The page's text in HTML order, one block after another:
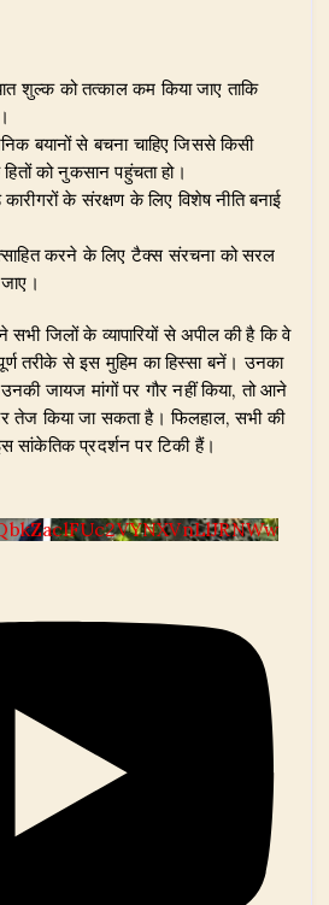
शुल्क को तत्काल कम किया जाए ताकि
बयानों से बचना चाहिए जिससे किसी
हितों को नुकसान पहुंचता हो।
के संरक्षण के लिए विशेष नीति बनाई
करने के लिए टैक्स संरचना को सरल
जिलों के व्यापारियों से अपील की है कि वे
तरीके से इस मुहिम का हिस्सा बनें। उनका
जायज मांगों पर गौर नहीं किया, तो आने
तेज किया जा सकता है। फिलहाल, सभी की
सांकेतिक प्रदर्शन पर टिकी हैं।